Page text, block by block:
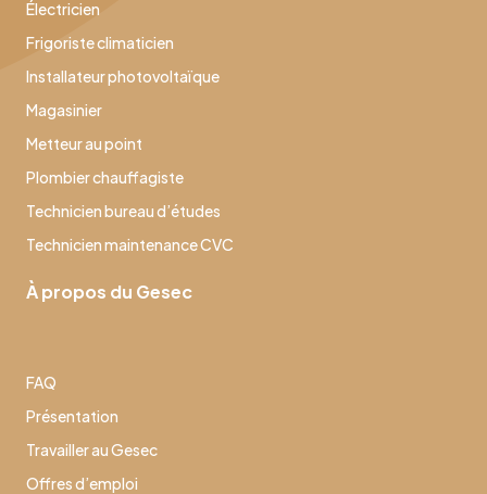
Électricien
Frigoriste climaticien
Installateur photovoltaïque
Magasinier
Metteur au point
Plombier chauffagiste
Technicien bureau d’études
Technicien maintenance CVC
À propos du Gesec
FAQ
Présentation
Travailler au Gesec
Offres d’emploi